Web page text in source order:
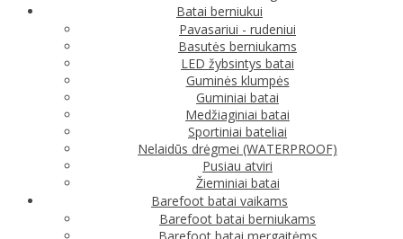
Batai berniukui
Pavasariui - rudeniui
Basutės berniukams
LED žybsintys batai
Guminės klumpės
Guminiai batai
Medžiaginiai batai
Sportiniai bateliai
Nelaidūs drėgmei (WATERPROOF)
Pusiau atviri
Žieminiai batai
Barefoot batai vaikams
Barefoot batai berniukams
Barefoot batai mergaitėms